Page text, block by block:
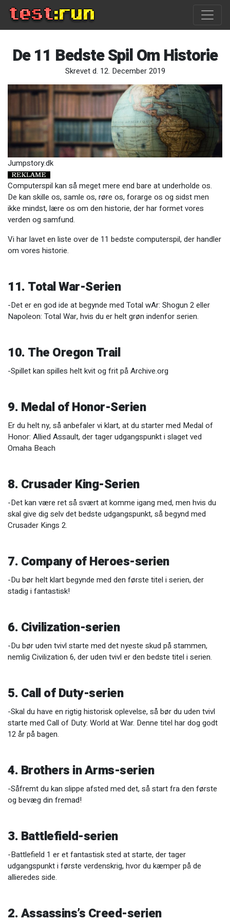
De 11 Bedste Spil Om Historie
Skrevet d. 12. December 2019
Jumpstory.dk
Computerspil kan så meget mere end bare at underholde os.
De kan skille os, samle os, røre os, forarge os og sidst men
ikke mindst, lære os om den historie, der har formet vores
verden og samfund.
Vi har lavet en liste over de 11 bedste computerspil, der handler
om vores historie.
11. Total War-Serien
-Det er en god ide at begynde med Total wAr: Shogun 2 eller
Napoleon: Total War, hvis du er helt grøn indenfor serien.
10. The Oregon Trail
-Spillet kan spilles helt kvit og frit på Archive.org
9. Medal of Honor-Serien
Er du helt ny, så anbefaler vi klart, at du starter med Medal of
Honor: Allied Assault, der tager udgangspunkt i slaget ved
Omaha Beach
8. Crusader King-Serien
-Det kan være ret så svært at komme igang med, men hvis du
skal give dig selv det bedste udgangspunkt, så begynd med
Crusader Kings 2.
7. Company of Heroes-serien
-Du bør helt klart begynde med den første titel i serien, der
stadig i fantastisk!
6. Civilization-serien
-Du bør uden tvivl starte med det nyeste skud på stammen,
nemlig Civilization 6, der uden tvivl er den bedste titel i serien.
5. Call of Duty-serien
-Skal du have en rigtig historisk oplevelse, så bør du uden tvivl
starte med Call of Duty: World at War. Denne titel har dog godt
12 år på bagen.
4. Brothers in Arms-serien
-Såfremt du kan slippe afsted med det, så start fra den første
og bevæg din fremad!
3. Battlefield-serien
-Battlefield 1 er et fantastisk sted at starte, der tager
udgangspunkt i første verdenskrig, hvor du kæmper på de
allieredes side.
2. Assassins’s Creed-serien